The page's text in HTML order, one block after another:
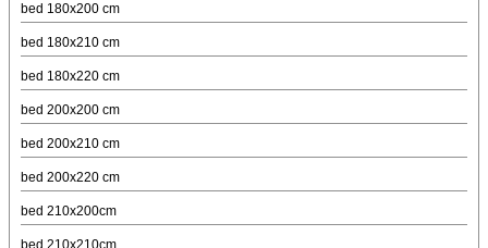
bed 180x200 cm
bed 180x210 cm
bed 180x220 cm
bed 200x200 cm
bed 200x210 cm
bed 200x220 cm
bed 210x200cm
bed 210x210cm